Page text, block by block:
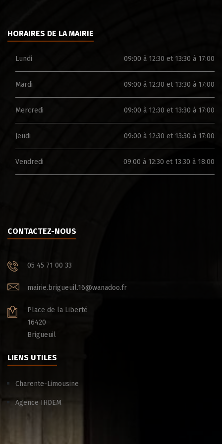
HORAIRES DE LA MAIRIE
Lundi 09:00 à 12:30 et 13:30 à 17:00
Mardi 09:00 à 12:30 et 13:30 à 17:00
Mercredi 09:00 à 12:30 et 13:30 à 17:00
Jeudi 09:00 à 12:30 et 13:30 à 17:00
Vendredi 09:00 à 12:30 et 13:30 à 18:00
CONTACTEZ-NOUS
05 45 71 00 33
mairie.brigueuil.16@wanadoo.fr
Place de la Liberté
16420
Brigueuil
LIENS UTILES
Charente-Limousine
Agence IHDEM